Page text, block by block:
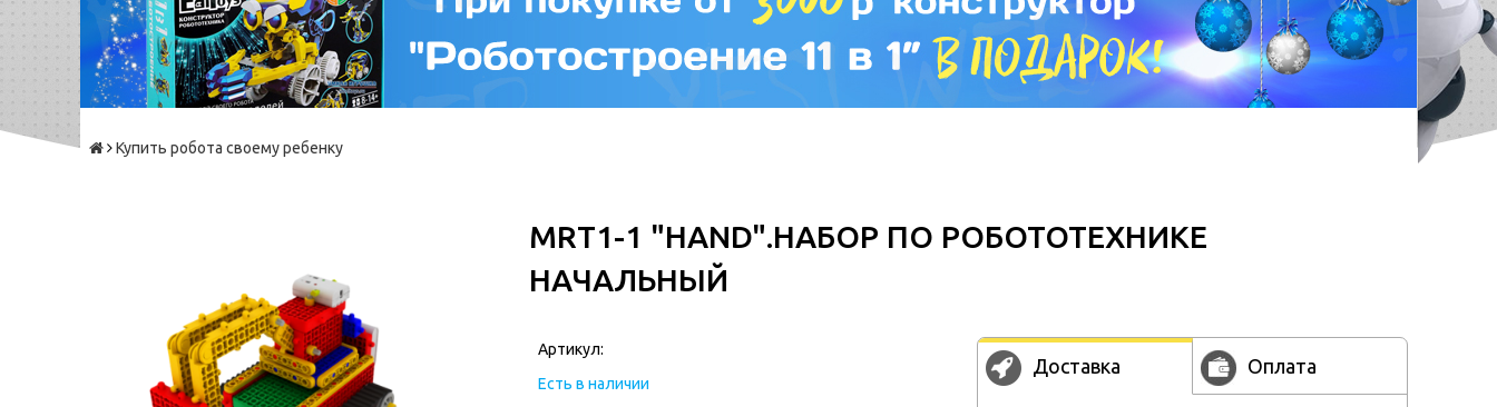
Купить робота своему ребенку
MRT1-1 "HAND".НАБОР ПО РОБОТОТЕХНИКЕ
НАЧАЛЬНЫЙ
Артикул:
Есть в наличии
Доставка Оплата